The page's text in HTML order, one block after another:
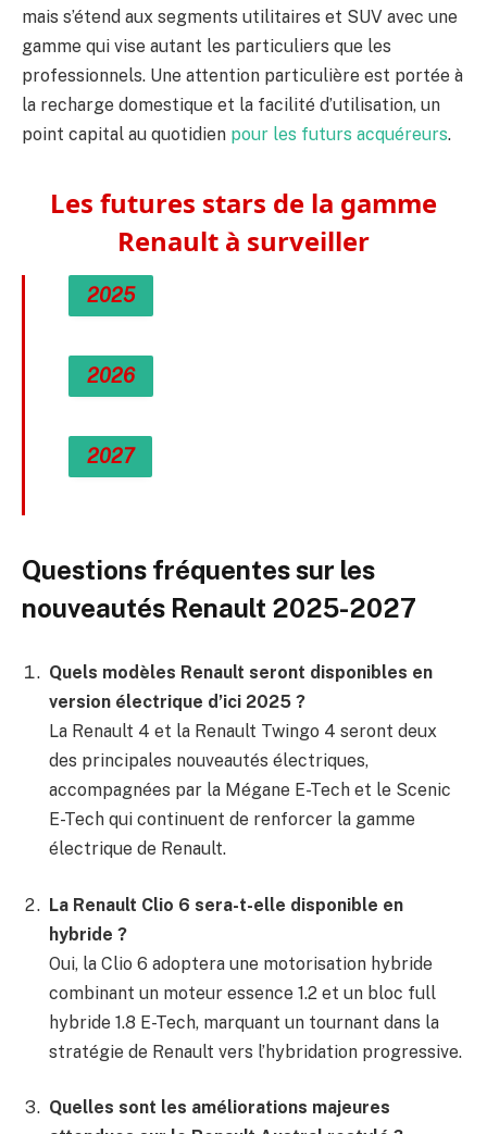
mais s’étend aux segments utilitaires et SUV avec une
gamme qui vise autant les particuliers que les
professionnels. Une attention particulière est portée à
la recharge domestique et la facilité d’utilisation, un
point capital au quotidien pour les futurs acquéreurs.
Les futures stars de la gamme
Renault à surveiller
2025
2026
2027
Questions fréquentes sur les
nouveautés Renault 2025-2027
Quels modèles Renault seront disponibles en
version électrique d’ici 2025 ?
La Renault 4 et la Renault Twingo 4 seront deux
des principales nouveautés électriques,
accompagnées par la Mégane E-Tech et le Scenic
E-Tech qui continuent de renforcer la gamme
électrique de Renault.
La Renault Clio 6 sera-t-elle disponible en
hybride ?
Oui, la Clio 6 adoptera une motorisation hybride
combinant un moteur essence 1.2 et un bloc full
hybride 1.8 E-Tech, marquant un tournant dans la
stratégie de Renault vers l’hybridation progressive.
Quelles sont les améliorations majeures